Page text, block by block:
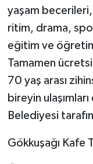
yaşam
ritim, drama,
eğitim ve
Tamamen
70 yaş arası
bireyin
Belediyesi
Gökkuşağı Kafe